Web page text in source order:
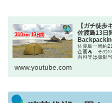
【ガチ徒
佐渡島13日
佐渡島一周約
企画⛺ その
内容等は撮影
www.youtube.com